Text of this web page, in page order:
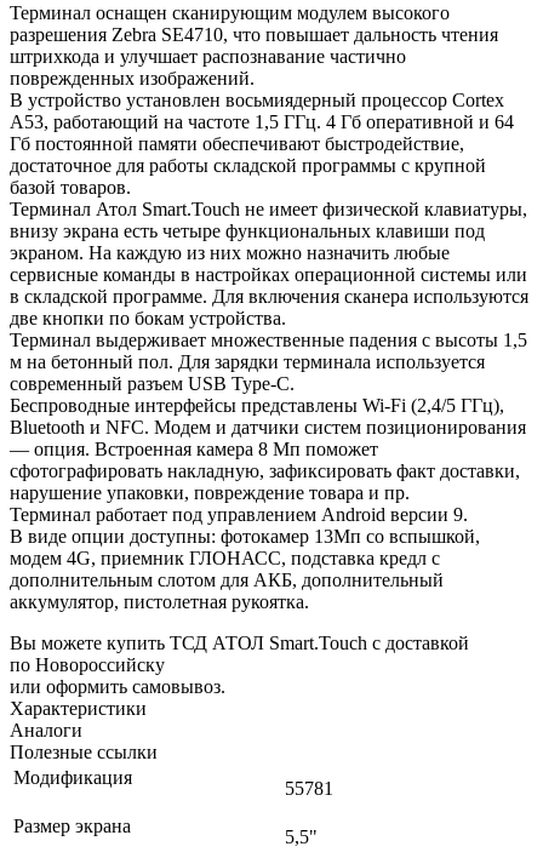
Терминал оснащен сканирующим модулем высокого
разрешения Zebra SE4710, что повышает дальность чтения
штрихкода и улучшает распознавание частично
поврежденных изображений.
В устройство установлен восьмиядерный процессор Cortex
A53, работающий на частоте 1,5 ГГц. 4 Гб оперативной и 64
Гб постоянной памяти обеспечивают быстродействие,
достаточное для работы складской программы с крупной
базой товаров.
Терминал Атол Smart.Touch не имеет физической клавиатуры,
внизу экрана есть четыре функциональных клавиши под
экраном. На каждую из них можно назначить любые
сервисные команды в настройках операционной системы или
в складской программе. Для включения сканера используются
две кнопки по бокам устройства.
Терминал выдерживает множественные падения с высоты 1,5
м на бетонный пол. Для зарядки терминала используется
современный разъем USB Type-C.
Беспроводные интерфейсы представлены Wi-Fi (2,4/5 ГГц),
Bluetooth и NFC. Модем и датчики систем позиционирования
— опция. Встроенная камера 8 Мп поможет
сфотографировать накладную, зафиксировать факт доставки,
нарушение упаковки, повреждение товара и пр.
Терминал работает под управлением Android версии 9.
В виде опции доступны: фотокамер 13Мп со вспышкой,
модем 4G, приемник ГЛОНАСС, подставка кредл с
дополнительным слотом для АКБ, дополнительный
аккумулятор, пистолетная рукоятка.
Вы можете купить ТСД АТОЛ Smart.Touch с доставкой
по Новороссийску
или оформить самовывоз.
Характеристики
Аналоги
Полезные ссылки
Модификация
55781
Размер экрана
5,5"